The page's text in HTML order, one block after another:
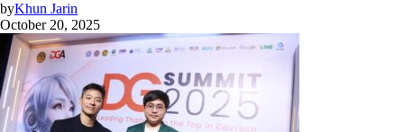
byKhun Jarin
October 20, 2025